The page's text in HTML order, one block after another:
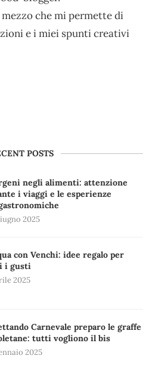
che mi permette di
e i miei spunti creativi
POSTS
negli alimenti: attenzione
i viaggi e le esperienze
2025
con Venchi: idee regalo per
i gusti
2025
Carnevale preparo le graffe
tutti vogliono il bis
2025